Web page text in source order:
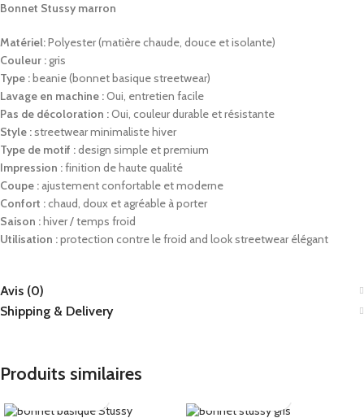
Bonnet Stussy marron
Matériel:Polyester (matière chaude, douce et isolante)
Couleur :gris
Type :beanie (bonnet basique streetwear)
Lavage en machine :Oui, entretien facile
Pas de décoloration :Oui, couleur durable et résistante
Style :streetwear minimaliste hiver
Type de motif :design simple et premium
Impression :finition de haute qualité
Coupe : ajustement confortable et moderne
Confort :chaud, doux et agréable à porter
Saison :hiver / temps froid
Utilisation :protection contre le froid and look streetwear élégant
Avis (0)
Shipping & Delivery
Produits similaires